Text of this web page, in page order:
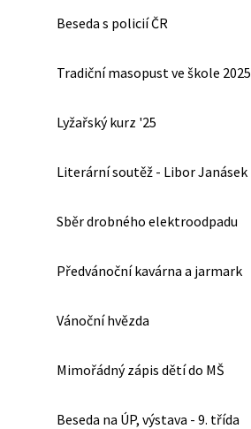
Beseda s policií ČR
Tradiční masopust ve škole 2025
Lyžařský kurz '25
Literární soutěž - Libor Janásek
Sběr drobného elektroodpadu
Předvánoční kavárna a jarmark
Vánoční hvězda
Mimořádný zápis dětí do MŠ
Beseda na ÚP, výstava - 9. třída